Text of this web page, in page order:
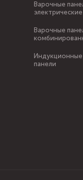
Варочные
электрические
Варочные
панели